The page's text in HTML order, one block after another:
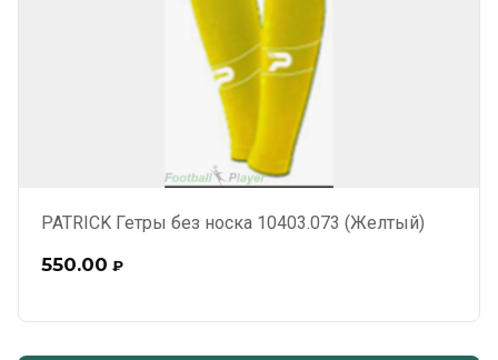
PATRICK Гетры без носка 10403.073 (Желтый)
550.00 ₽